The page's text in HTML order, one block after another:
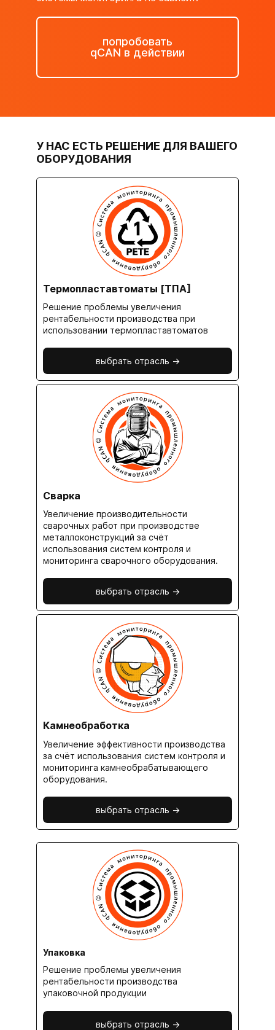
попробовать
qCAN в действии
У НАС ЕСТЬ РЕШЕНИЕ ДЛЯ ВАШЕГО
ОБОРУДОВАНИЯ
Термопластавтоматы [ТПА]
Решение проблемы увеличения
рентабельности производства при
использовании термопластавтоматов
выбрать отрасль ->
Сварка
Увеличение производительности
сварочных работ при производстве
металлоконструкций за счёт
использования систем контроля и
мониторинга сварочного оборудования.
выбрать отрасль ->
Камнеобработка
Увеличение эффективности производства
за счёт использования систем контроля и
мониторинга камнеобрабатывающего
оборудования.
выбрать отрасль ->
Упаковка
Решение проблемы увеличения
рентабельности производства
упаковочной продукции
выбрать отрасль ->